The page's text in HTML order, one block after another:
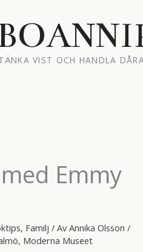
VIST OCH HANDLA
Emmy
, Familj / Av Annika Olsson /
, Moderna Museet